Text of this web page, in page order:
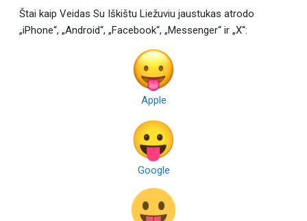
Štai kaip Veidas Su Iškištu Liežuviu jaustukas atrodo
„iPhone“, „Android“, „Facebook“, „Messenger“ ir „X“:
Apple
Google